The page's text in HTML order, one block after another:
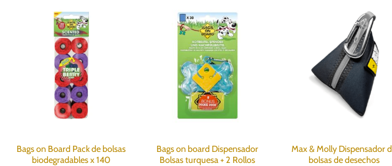
Bags on Board Pack de bolsas
biodegradables x 140
Bags on board Dispensador
Bolsas turquesa + 2 Rollos
Max & Molly Dispensador
bolsas de desechos